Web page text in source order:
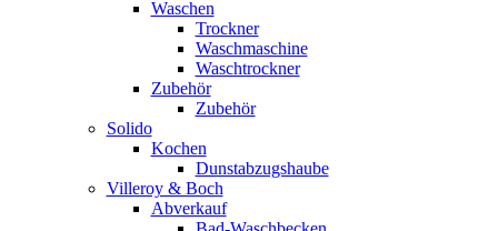
Waschen
Trockner
Waschmaschine
Waschtrockner
Zubehör
Zubehör
Solido
Kochen
Dunstabzugshaube
Villeroy & Boch
Abverkauf